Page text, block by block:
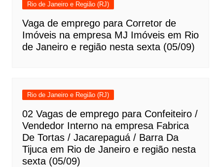
Rio de Janeiro e Região (RJ)
Vaga de emprego para Corretor de
Imóveis na empresa MJ Imóveis em Rio
de Janeiro e região nesta sexta (05/09)
Rio de Janeiro e Região (RJ)
02 Vagas de emprego para Confeiteiro /
Vendedor Interno na empresa Fabrica
De Tortas / Jacarepaguá / Barra Da
Tijuca em Rio de Janeiro e região nesta
sexta (05/09)